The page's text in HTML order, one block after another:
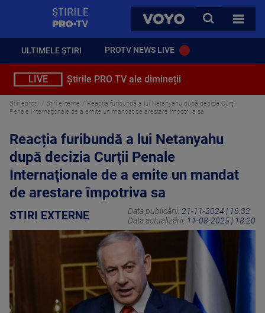
VOYO
CAUTA
TOATE
ULTIMELE ȘTIRI PROTV NEWS LIVE
LIVE Știrile PRO TV ale dimineții
Stirileprotv Stiri externe
Reacția furibundă a lui Netanyahu după decizia Curţii
Penale Internaţionale de a emite un mandat de arestare împotriva sa
Reacția furibundă a lui Netanyahu
după decizia Curţii Penale
Internaţionale de a emite un mandat
de arestare împotriva sa
STIRI EXTERNE Data publicării: 21-11-2024 | 16:32
Data actualizării: 11-08-2025 | 18:20